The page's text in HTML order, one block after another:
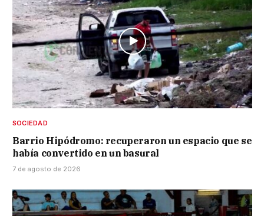
SOCIEDAD
Barrio Hipódromo: recuperaron un espacio que se
había convertido en un basural
7 de agosto de 2026